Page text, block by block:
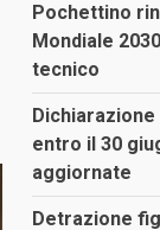
Pochettino
Mondiale
tecnico
entro il 30
aggiornate
Detrazione